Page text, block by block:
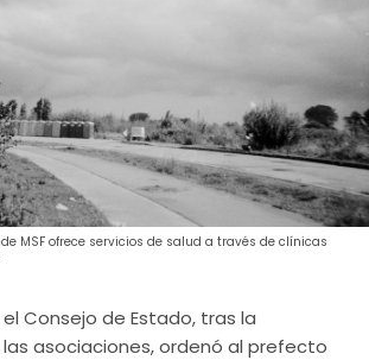
MSF ofrece servicios de salud a través de clínicas
el Consejo de Estado, tras la
asociaciones, ordenó al prefecto